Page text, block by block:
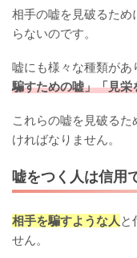
相手の嘘を見破るため
らないのです。
嘘にも様々な種類があ
騙すための嘘」「見栄
これらの嘘を見破る
ければなりません。
嘘をつく人は信用
相手を騙すような人と
せん。